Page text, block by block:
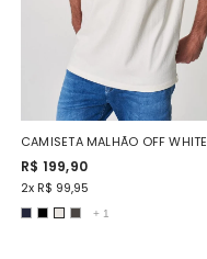
CAMISETA MALHÃO OFF WHITE
R$ 199,90
2x R$ 99,95
+ 1